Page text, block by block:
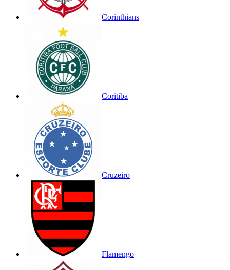
Corinthians
Coritiba
Cruzeiro
Flamengo